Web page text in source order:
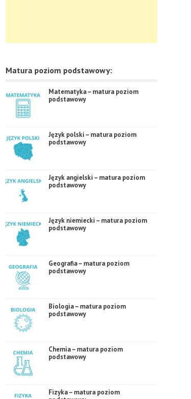
Matura poziom podstawowy:
Matematyka – matura poziom
podstawowy
Język polski – matura poziom
podstawowy
Język angielski – matura poziom
podstawowy
Język niemiecki – matura poziom
podstawowy
Geografia – matura poziom
podstawowy
Biologia – matura poziom
podstawowy
Chemia – matura poziom
podstawowy
Fizyka – matura poziom